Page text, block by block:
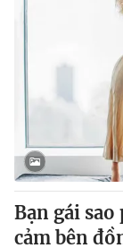
Bạn gái
cảm bên